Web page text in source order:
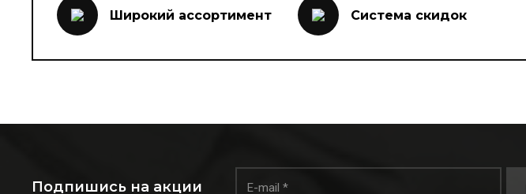
Широкий ассортимент Система скидок
Подпишись на акции